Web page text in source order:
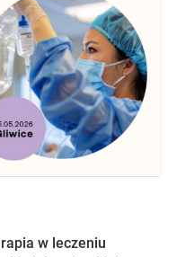
w leczeniu